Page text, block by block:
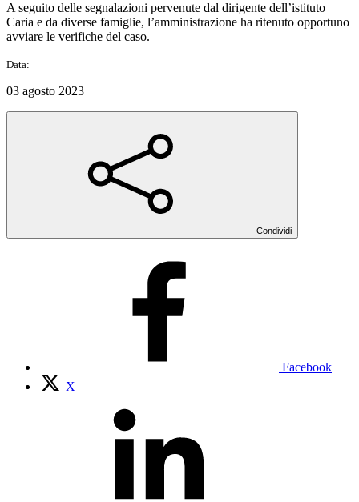
A seguito delle segnalazioni pervenute dal dirigente dell’istituto
Caria e da diverse famiglie, l’amministrazione ha ritenuto opportuno
avviare le verifiche del caso.
Data:
03 agosto 2023
Condividi
Facebook
X